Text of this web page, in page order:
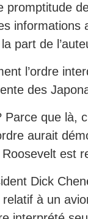
promptitude
part de
l’ordre
des
que là,
aurait
est
Dick
à un